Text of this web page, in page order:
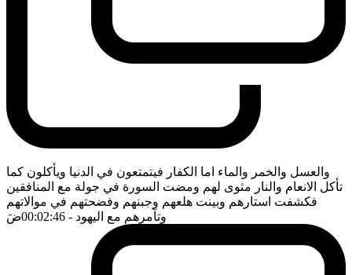
والعسل والخمر والماء اما الكفار فيتمتعون في الدنيا ويأكلون كما
تأكل الانعام والنار مثوى لهم ومضت السورة في جولة مع المنافقين
فكشفت استارهم وبينت هلعهم وجبنهم وفضحتهم في موالاتهم
وتآمرهم مع اليهود - 00:02:46 ضَ